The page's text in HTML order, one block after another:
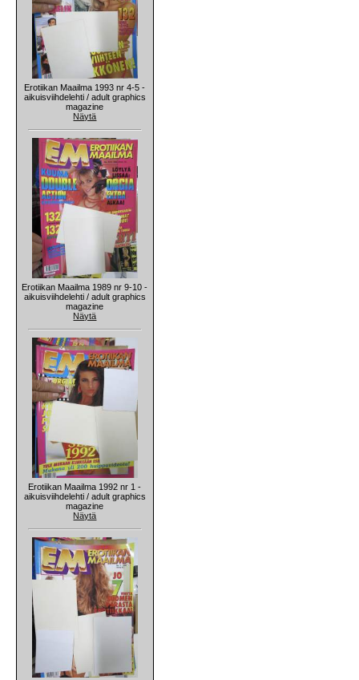
Erotiikan Maailma 1993 nr 4-5 -
aikuisviihdelehti / adult graphics
magazine
Näytä
Erotiikan Maailma 1989 nr 9-10 -
aikuisviihdelehti / adult graphics
magazine
Näytä
Erotiikan Maailma 1992 nr 1 -
aikuisviihdelehti / adult graphics
magazine
Näytä